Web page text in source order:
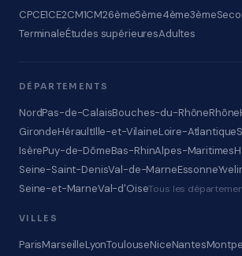
CPCE1CE2CM1CM26ème5ème4ème3ème
TerminaleÉtudes supérieuresAdultes
DÉPARTEMENTS
NordPas-de-CalaisBouches-du-RhôneRhône
GirondeHéraultIlle-et-VilaineLoire-Atlantique
IsèrePuy-de-DômeBas-RhinAlpes-Maritimes
Seine-Saint-DenisVal-de-MarneEssonne
Seine-et-MarneVal-d'OiseTous les
VILLES
ParisMarseilleLyonToulouseNiceNantes